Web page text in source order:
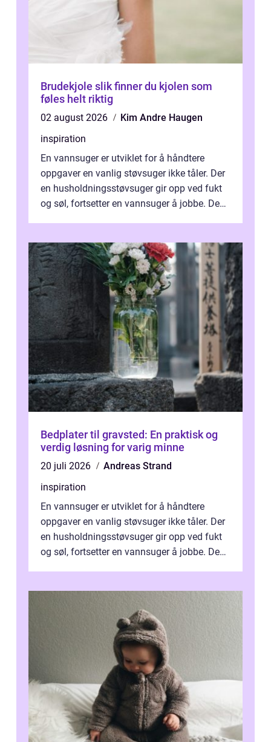
Brudekjole slik finner du kjolen som
føles helt riktig
02 august 2026
Kim Andre Haugen
inspiration
En vannsuger er utviklet for å håndtere
oppgaver en vanlig støvsuger ikke tåler. Der
en husholdningsstøvsuger gir opp ved fukt
og søl, fortsetter en vannsuger å jobbe. Den
Bedplater til gravsted: En praktisk og
verdig løsning for varig minne
20 juli 2026
Andreas Strand
inspiration
En vannsuger er utviklet for å håndtere
oppgaver en vanlig støvsuger ikke tåler. Der
en husholdningsstøvsuger gir opp ved fukt
og søl, fortsetter en vannsuger å jobbe. Den